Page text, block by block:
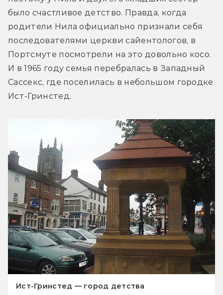
было счастливое детство. Правда, когда
родители Нила официально признали себя
последователями церкви сайентологов, в
Портсмуте посмотрели на это довольно косо.
И в 1965 году семья перебралась в Западный
Сассекс, где поселилась в небольшом городке
Ист-Гринстед.
Ист-Гринстед — город детства